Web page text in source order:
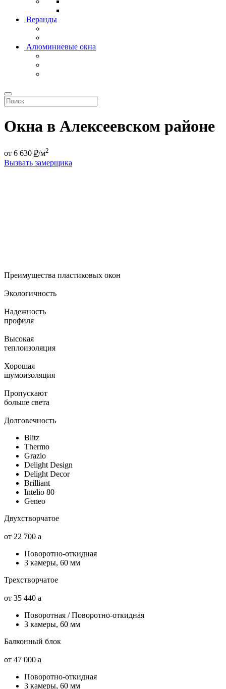
Веранды
Алюминиевые окна
Окна в Алексеевском районе
от 6 630 ₽/м2
Вызвать замерщика
Преимущества пластиковых окон
Экологичность
Надежность
профиля
Высокая
теплоизоляция
Хорошая
шумоизоляция
Пропускают
больше света
Долговечность
Blitz
Thermo
Grazio
Delight Design
Delight Decor
Brilliant
Intelio 80
Geneo
Двухстворчатое
от 22 700 a
Поворотно-откидная
3 камеры, 60 мм
Трехстворчатое
от 35 440 a
Поворотная / Поворотно-откидная
3 камеры, 60 мм
Балконный блок
от 47 000 a
Поворотно-откидная
3 камеры, 60 мм